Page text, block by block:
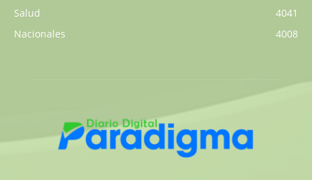
Salud
4041
Nacionales
4008